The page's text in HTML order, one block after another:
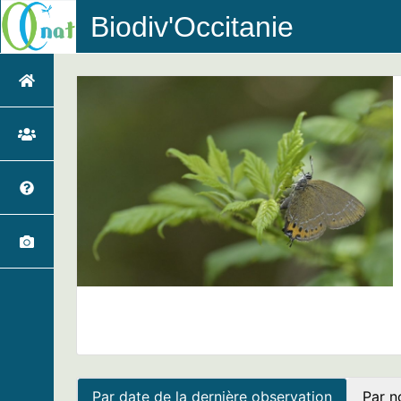
Biodiv'Occitanie
Par date de la dernière observation Par